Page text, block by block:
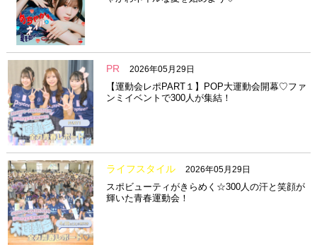
PR 2026年05月29日
【運動会レポPART１】POP大運動会開幕♡ファ
ンミイベントで300人が集結！
ライフスタイル 2026年05月29日
スポビューティがきらめく☆300人の汗と笑顔が
輝いた青春運動会！